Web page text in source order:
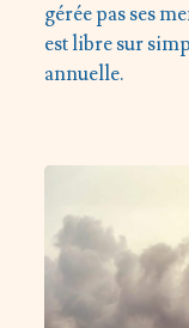
gérée pas ses
est libre sur
annuelle.